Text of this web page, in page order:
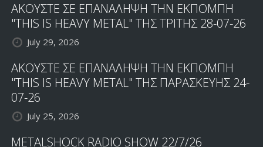
ΑΚΟΥΣΤΕ ΣΕ ΕΠΑΝΑΛΗΨΗ ΤΗΝ ΕΚΠΟΜΠΗ
"THIS IS HEAVY METAL" ΤΗΣ ΤΡΙΤΗΣ 28-07-26
July 29, 2026
ΑΚΟΥΣΤΕ ΣΕ ΕΠΑΝΑΛΗΨΗ ΤΗΝ ΕΚΠΟΜΠΗ
"THIS IS HEAVY METAL" ΤΗΣ ΠΑΡΑΣΚΕΥΗΣ 24-
07-26
July 25, 2026
METALSHOCK RADIO SHOW 22/7/26